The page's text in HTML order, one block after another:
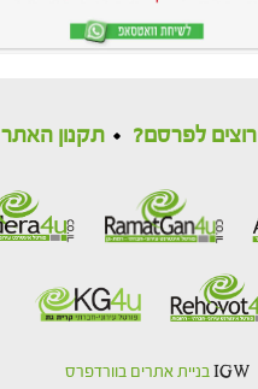
רוצים לפרסם? תקנון האתר
IGW בניית אתרים בוורדפרס